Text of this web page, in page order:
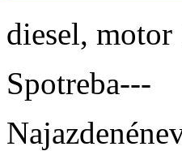
diesel,
Spotreba---
Najazdené